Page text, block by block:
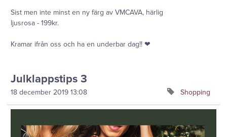
Sist men inte minst en ny färg av VMCAVA, härlig
ljusrosa - 199kr.
Kramar ifrån oss och ha en underbar dag!! ❤
Julklappstips 3
18 december 2019 13:08 Shopping